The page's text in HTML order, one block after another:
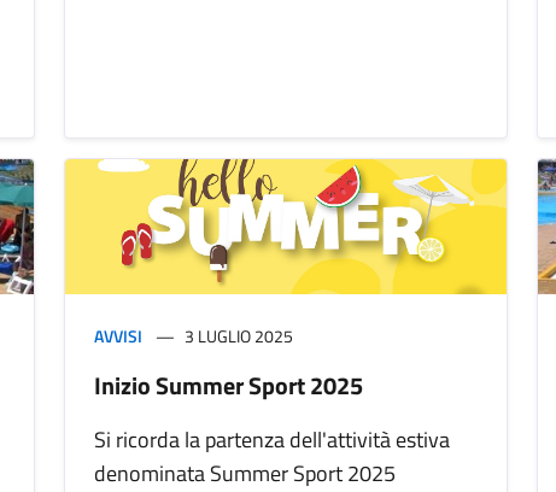
AVVISI 3 LUGLIO 2025
Inizio Summer Sport 2025
Si ricorda la partenza dell'attività estiva
denominata Summer Sport 2025